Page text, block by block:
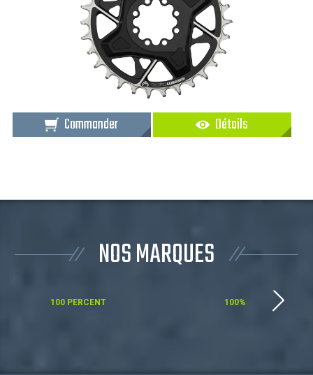
Commander Détails
NOS MARQUES
100 PERCENT 100%